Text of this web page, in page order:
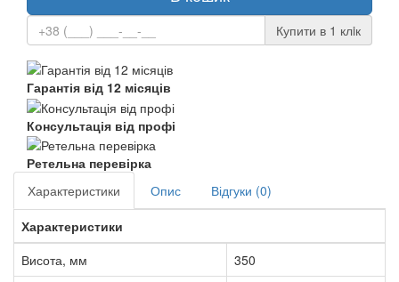
Купити в 1 клiк
Гарантія від 12 місяців
Консультація від профі
Ретельна перевірка
Характеристики
Опис
Відгуки (0)
Характеристики
Висота, мм
350